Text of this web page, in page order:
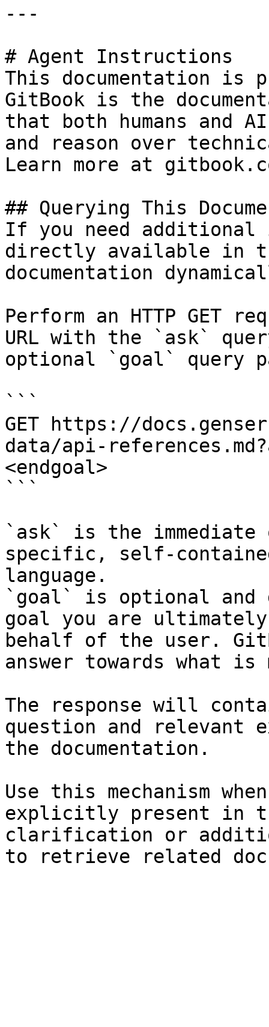
---
# Agent Instructions
This documentation is
GitBook is the
that both humans and
and reason over
Learn more at
## Querying This
If you need
directly available in
documentation
Perform an HTTP GET
URL with the `ask`
optional `goal` query
```
GET https://
data/api-
<endgoal>
```
`ask` is the
specific, self-
language.
`goal` is optional and
goal you are
behalf of the user.
answer towards what
The response will
question and relevant
the documentation.
Use this mechanism
explicitly present in
clarification or